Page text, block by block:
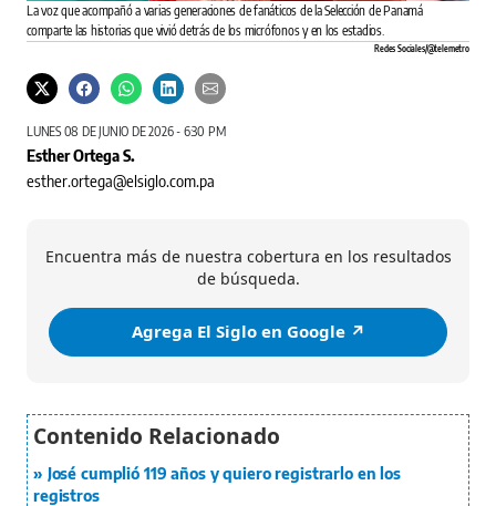
La voz que acompañó a varias generaciones de fanáticos de la Selección de Panamá
comparte las historias que vivió detrás de los micrófonos y en los estadios.
Redes Sociales/@telemetro
LUNES 08 DE JUNIO DE 2026 - 6:30 PM
Esther Ortega S.
esther.ortega@elsiglo.com.pa
Encuentra más de nuestra cobertura en los resultados
de búsqueda.
Agrega El Siglo en Google ↗️
José cumplió 119 años y quiero registrarlo en los
registros